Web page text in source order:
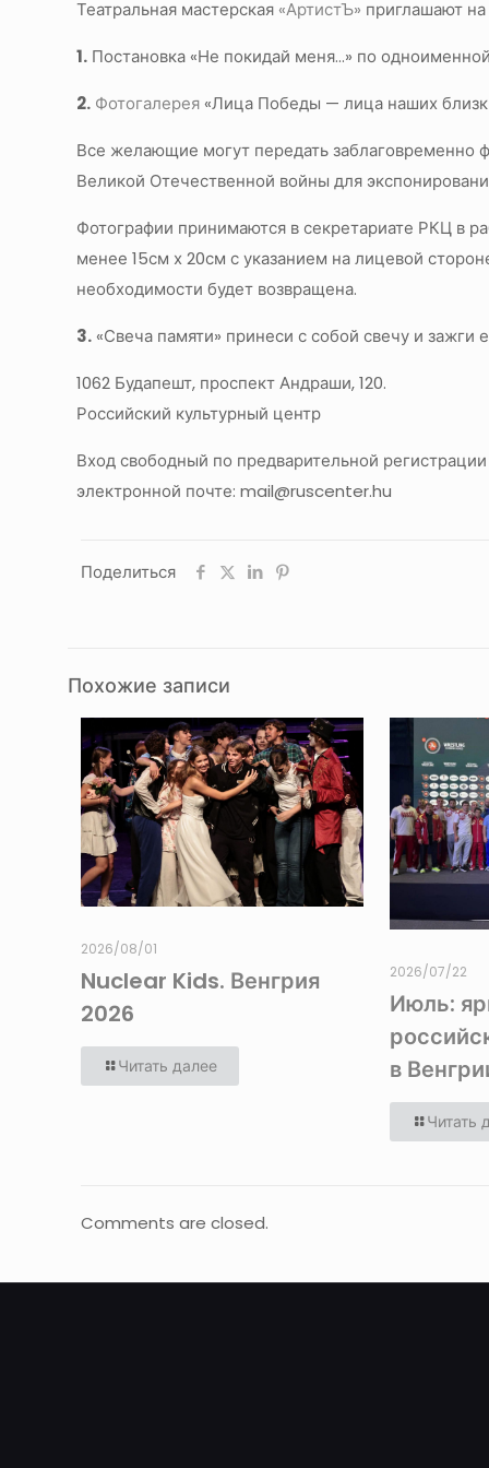
Театральная мастерская «АртистЪ» приглашают
1. Постановка «Не покидай меня…» по
2. Фотогалерея«Лица Победы — лица наших
Все желающие могут передать заблаговременно
Великой Отечественной войны для
Фотографии принимаются в секретариате РКЦ в
менее 15см х 20см с указанием на лицевой
необходимости будет возвращена.
3.«Свеча памяти» принеси с собой свечу и зажги
1062 Будапешт, проспект Андраши, 120.
Российский культурный центр
Вход свободный по предварительной
электронной почте: mail@ruscenter.hu
Поделиться
Похожие записи
2026/08/01
Nuclear Kids. Венгрия
2026
Читать далее
2026/07/22
Июль:
в
Читать
Comments are closed.